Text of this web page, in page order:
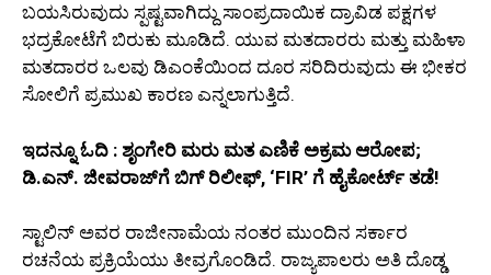
ಬಯಸಿರುವುದು ಸ್ಪಷ್ಟವಾಗಿದ್ದು ಸಾಂಪ್ರದಾಯಿಕ ದ್ರಾವಿಡ ಪಕ್ಷಗಳ
ಭದ್ರಕೋಟೆಗೆ ಬಿರುಕು ಮೂಡಿದೆ. ಯುವ ಮತದಾರರು ಮತ್ತು ಮಹಿಳಾ
ಮತದಾರರ ಒಲವು ಡಿಎಂಕೆಯಿಂದ ದೂರ ಸರಿದಿರುವುದು ಈ ಭೀಕರ
ಸೋಲಿಗೆ ಪ್ರಮುಖ ಕಾರಣ ಎನ್ನಲಾಗುತ್ತಿದೆ.
ಇದನ್ನೂ ಓದಿ : ಶೃಂಗೇರಿ ಮರು ಮತ ಎಣಿಕೆ ಅಕ್ರಮ ಆರೋಪ;
ಡಿ.ಎನ್. ಜೀವರಾಜ್‌ಗೆ ಬಿಗ್ ರಿಲೀಫ್, ‘FIR’ ಗೆ ಹೈಕೋರ್ಟ್ ತಡೆ!
ಸ್ಟಾಲಿನ್ ಅವರ ರಾಜೀನಾಮೆಯ ನಂತರ ಮುಂದಿನ ಸರ್ಕಾರ
ರಚನೆಯ ಪ್ರಕ್ರಿಯೆಯು ತೀವ್ರಗೊಂಡಿದೆ. ರಾಜ್ಯಪಾಲರು ಅತಿ ದೊಡ್ಡ